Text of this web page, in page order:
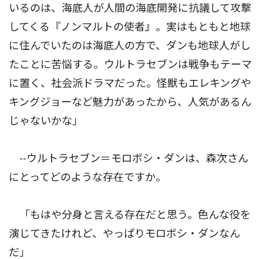
いるのは、海底人が人間の海底開発に抗議して攻撃
してくる『ノンマルトの使者』。実はもともと地球
に住んでいたのは海底人の方で、ダンも地球人がし
たことに苦悩する。ウルトラセブンは戦争もテーマ
に置く、社会派ドラマだった。怪獣もエレキングや
キングジョーなど魅力があったから、人気があるん
じゃないかな」
--ウルトラセブン＝モロボシ・ダンは、森次さん
にとってどのような存在ですか。
「もはや分身と言える存在だと思う。色んな役を
演じてきたけれど、やっぱりモロボシ・ダンなん
だ」